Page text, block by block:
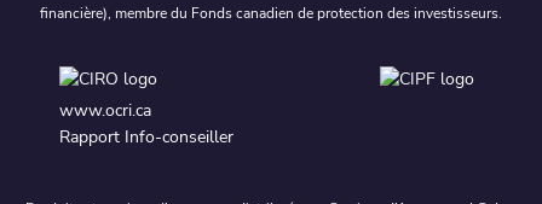
financière), membre du Fonds canadien de protection des investisseurs.
www.ocri.ca
Rapport Info-conseiller